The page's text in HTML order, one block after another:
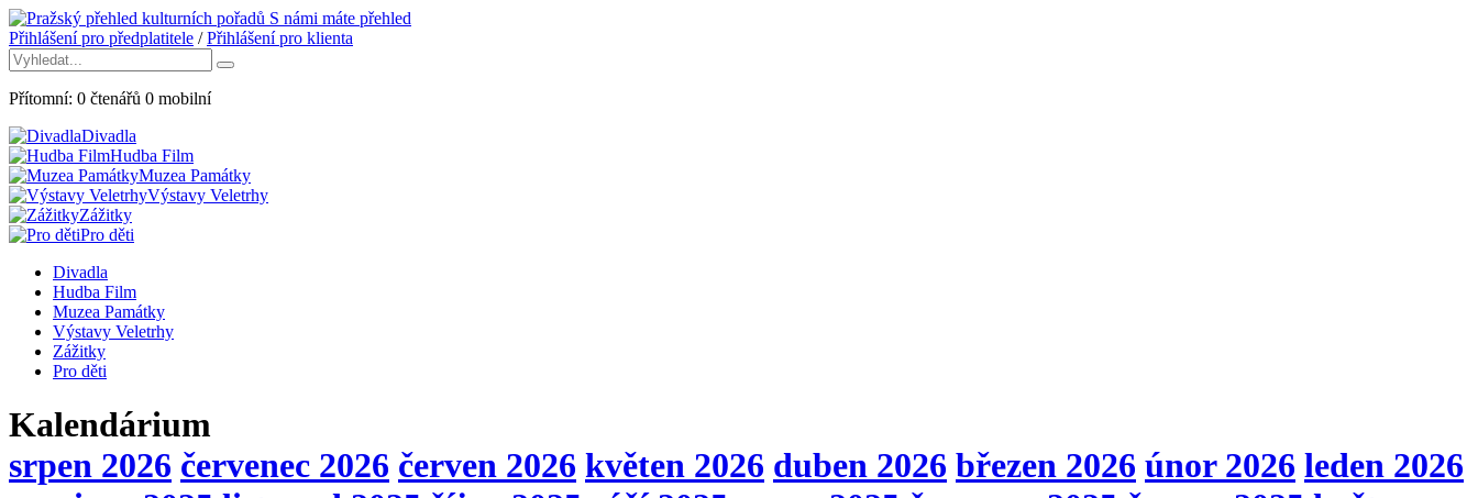
S námi máte přehled
Přihlášení pro předplatitele /Přihlášení pro klienta
Přítomní: 0 čtenářů 0 mobilní
Divadla
Hudba Film
Muzea Památky
Výstavy Veletrhy
Zážitky
Pro děti
Divadla
Hudba Film
Muzea Památky
Výstavy Veletrhy
Zážitky
Pro děti
Kalendárium
srpen 2026 červenec 2026 červen 2026 květen 2026 duben 2026 březen 2026 únor 2026 leden 2026